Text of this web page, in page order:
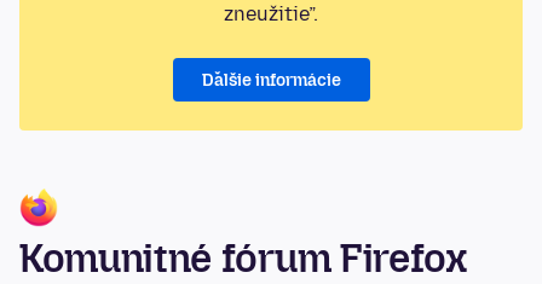
zneužitie”.
Ďalšie informácie
Komunitné fórum Firefox